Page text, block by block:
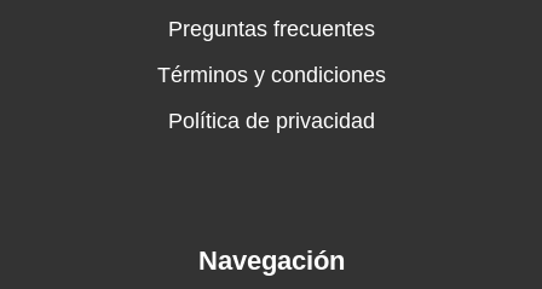
Preguntas frecuentes
Términos y condiciones
Política de privacidad
Navegación